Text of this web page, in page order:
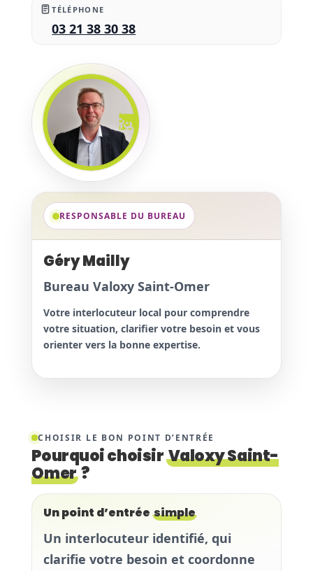
TÉLÉPHONE
03 21 38 30 38
RESPONSABLE DU BUREAU
Géry Mailly
Bureau Valoxy Saint-Omer
Votre interlocuteur local pour comprendre
votre situation, clarifier votre besoin et vous
orienter vers la bonne expertise.
CHOISIR LE BON POINT D’ENTRÉE
Pourquoi choisir Valoxy Saint-
Omer ?
Un point d’entréesimple
Un interlocuteur identifié, qui
clarifie votre besoin et coordonne